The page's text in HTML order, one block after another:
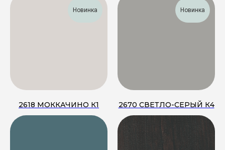
Новинка
2618 МОККАЧИНО К1
Новинка
2670 СВЕТЛО-СЕРЫЙ К4